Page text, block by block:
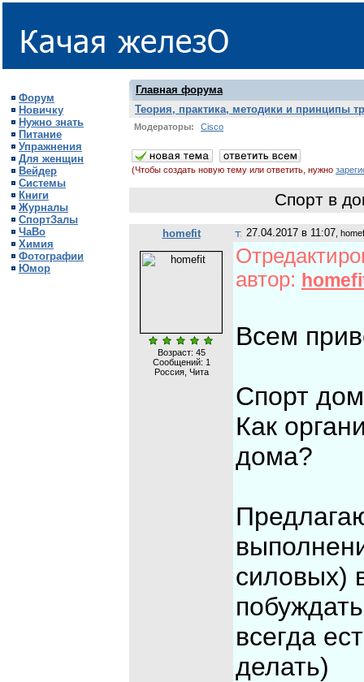
Форум
Новичку
Нужно знать
Питание
Упражнения
Для женщин
Вейдер
Системы
Книги
Журналы
СпортЗалы
ЧаВо
Химия
Фотографии
Юмор
Главная форума
Теория, практика, методики и принципы
Модераторы: Cisco
(Чтобы создать новую тему или ответить, нужно
Спорт в
homefit 27.04.2017 в 11:07 ,
Возраст: 45
Сообщений: 1
Россия, Чита
автор:
Всем
Спорт
Как
дома?
силовых)
всегда
делать)